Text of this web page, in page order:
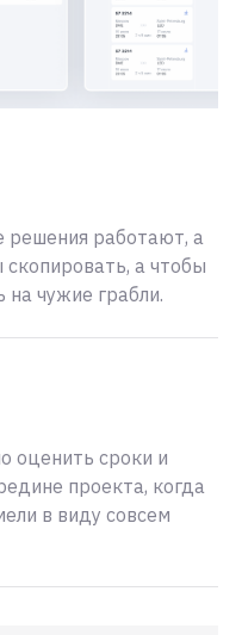
решения работают, а
а чтобы
на чужие грабли.
оценить сроки и
проекта, когда
в виду совсем